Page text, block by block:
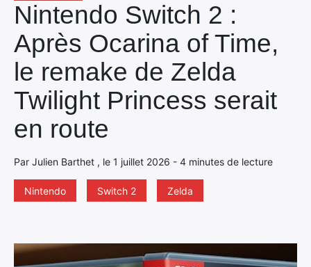
Nintendo Switch 2 :
Après Ocarina of Time,
le remake de Zelda
Twilight Princess serait
en route
Par Julien Barthet , le 1 juillet 2026 - 4 minutes de lecture
Nintendo Switch 2 Zelda